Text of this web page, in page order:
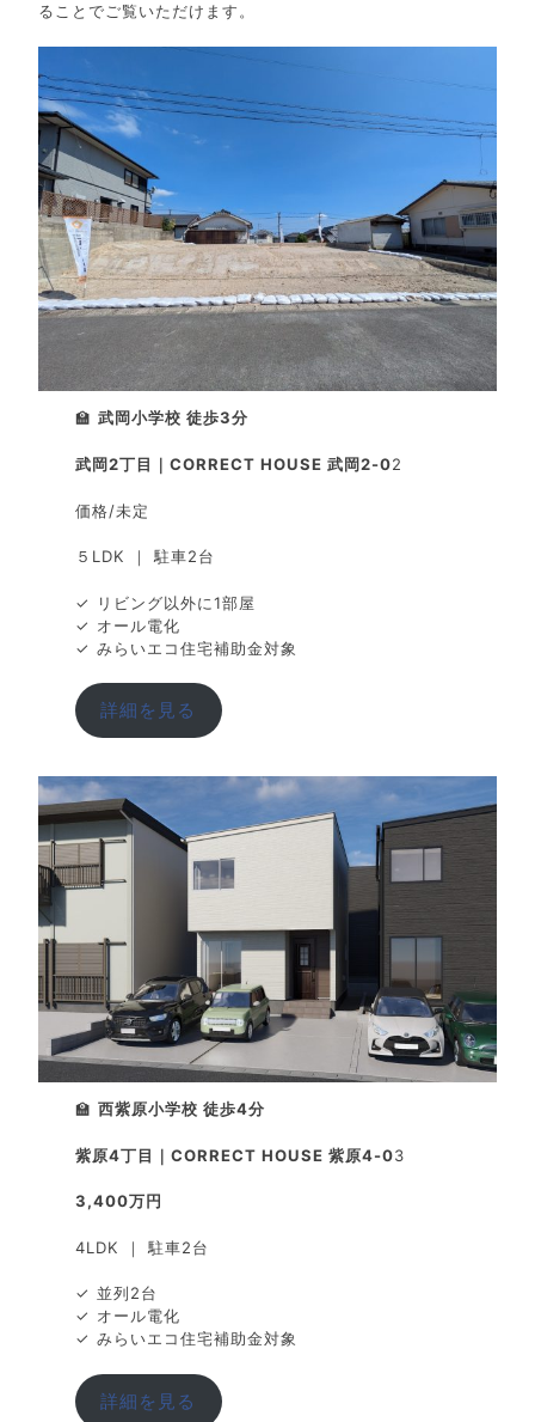
ることでご覧いただけます。
🏫 武岡小学校 徒歩3分
武岡2丁目｜CORRECT HOUSE 武岡2-02
価格/未定
５LDK ｜ 駐車2台
✓ リビング以外に1部屋
✓ オール電化
✓ みらいエコ住宅補助金対象
詳細を見る
🏫 西紫原小学校 徒歩4分
紫原4丁目｜CORRECT HOUSE 紫原4-03
3,400万円
4LDK ｜ 駐車2台
✓ 並列2台
✓ オール電化
✓ みらいエコ住宅補助金対象
詳細を見る